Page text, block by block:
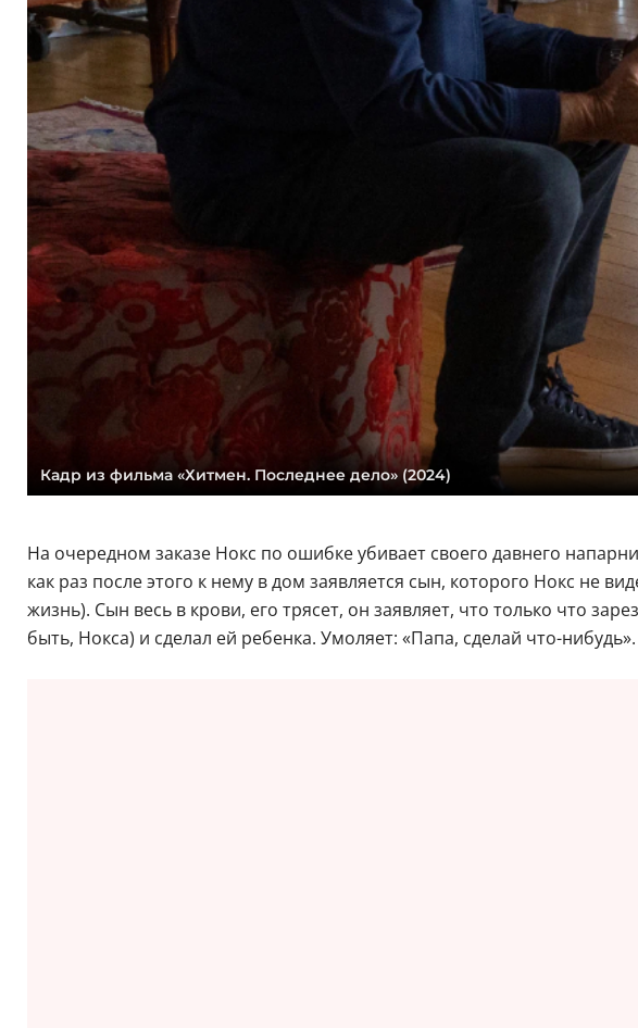
Кадр из фильма «Хитмен. Последнее дело» (2024)
На очередном заказе Нокс по ошибке убивает своего давнего
как раз после этого к нему в дом заявляется сын, которого Нокс не
жизнь). Сын весь в крови, его трясет, он заявляет, что только что
быть, Нокса) и сделал ей ребенка. Умоляет: «Папа, сделай что-